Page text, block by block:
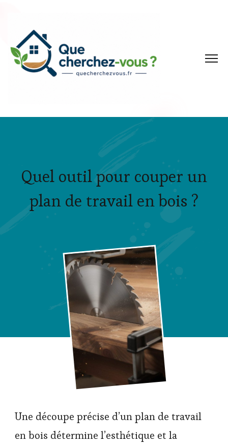
Quel outil pour couper un
plan de travail en bois ?
Une découpe précise d’un plan de travail
en bois détermine l’esthétique et la